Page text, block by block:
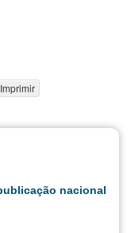
Imprimir
nacional